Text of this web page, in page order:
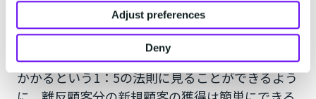
Adjust preferences
Deny
って大きな打撃になります。
新規顧客の獲得には、既存顧客の5倍のコストが
かかるという1：5の法則に見ることができるよう